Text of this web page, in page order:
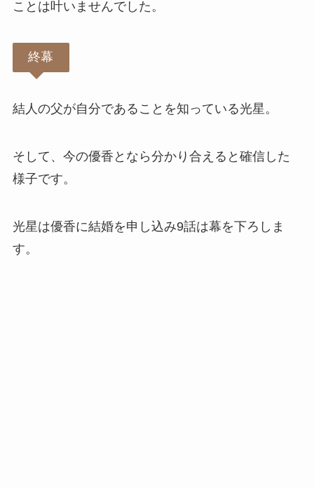
ことは叶いませんでした。
終幕
結人の父が自分であることを知っている光星。
そして、今の優香となら分かり合えると確信した
様子です。
光星は優香に結婚を申し込み9話は幕を下ろしま
す。